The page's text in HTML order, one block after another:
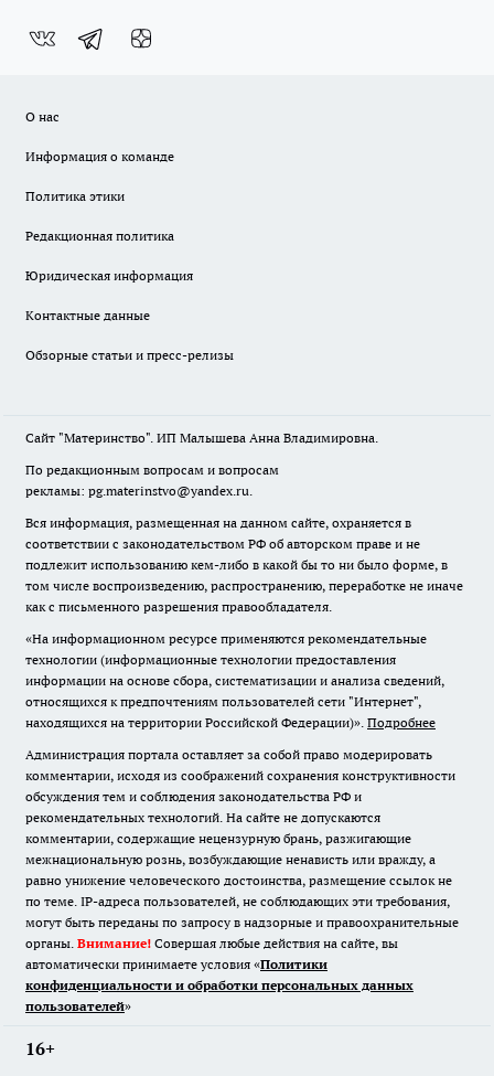
О нас
Информация о команде
Политика этики
Редакционная политика
Юридическая информация
Контактные данные
Обзорные статьи и пресс-релизы
Сайт "Материнство". ИП Малышева Анна Владимировна.
По редакционным вопросам и вопросам
рекламы: pg.materinstvo@yandex.ru.
Вся информация, размещенная на данном сайте, охраняется в
соответствии с законодательством РФ об авторском праве и не
подлежит использованию кем-либо в какой бы то ни было форме, в
том числе воспроизведению, распространению, переработке не иначе
как с письменного разрешения правообладателя.
«На информационном ресурсе применяются рекомендательные
технологии (информационные технологии предоставления
информации на основе сбора, систематизации и анализа сведений,
относящихся к предпочтениям пользователей сети "Интернет",
находящихся на территории Российской Федерации)». Подробнее
Администрация портала оставляет за собой право модерировать
комментарии, исходя из соображений сохранения конструктивности
обсуждения тем и соблюдения законодательства РФ и
рекомендательных технологий. На сайте не допускаются
комментарии, содержащие нецензурную брань, разжигающие
межнациональную рознь, возбуждающие ненависть или вражду, а
равно унижение человеческого достоинства, размещение ссылок не
по теме. IP-адреса пользователей, не соблюдающих эти требования,
могут быть переданы по запросу в надзорные и правоохранительные
органы. Внимание! Совершая любые действия на сайте, вы
автоматически принимаете условия «Политики
конфиденциальности и обработки персональных данных
пользователей»
16+